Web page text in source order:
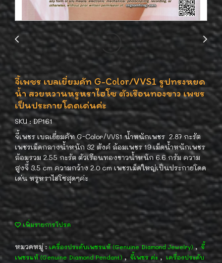
จี้เพชร เบลเยี่ยมคัท G-Color/VVS1 รูปทรงหยด
น้ำ สวยหวานหรูหราไฮโซ ตัวเรือนทองขาว เพชร
เป็นประกายโดดเด่นค่ะ
SKU : DP161
จี้เพชร เบลเยี่ยมคัท G-Color/VVS1 น้ำหนักเพชร 2.87 กะรัต
เพชรเม็ดกลางน้ำหนัก 32 ตังค์ ล้อมเพชร 19 เม็ดน้ำหนักเพชร
ล้อมรวม 2.55 กะรัต ตัวเรือนทองขาวน้ำหนัก 6.6 กรัม ความ
สูงจี้ 3.5 cm ความกว้าง 2.0 cm เพชรเม็ดใหญ่เป็นประกายโดด
เด่น หรูหราไฮโซสุดๆค่ะ
เพิ่มรายการโปรด
หมวดหมู่ : เครื่องประดับเพชรแท้ (Genuine Diamond Jewelry) , จี้
เพชรแท้ (Genuine Diamond Pendant) , จี้เพชร ค่ะ , เครื่องประดับ